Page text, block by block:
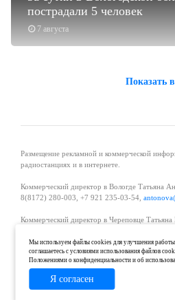
7 августа
пострадали 5 человек
Показать
Размещение рекламной и коммерческой
радиостанциях и в интернете.
Коммерческий директор в Вологде Татьяна
8(8172) 280-003, +7 921 235-03-54,
Коммерческий директор в Череповце
Начальник отдела рекламы в Великом
2-04-44, +7 921 125-06-40,katrinv81@mail.ru
О проекте
Мы используем файлы cookies для улучшения работы
соглашаетесь с условиями использования файлов
Положениями о конфиденциальности и об
Я согласен